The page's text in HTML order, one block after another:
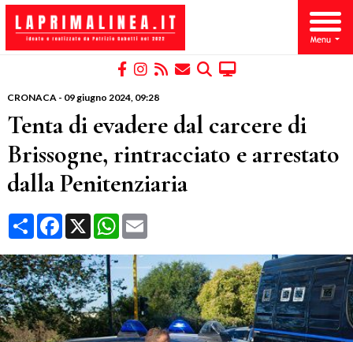
CRONACA- 09 giugno 2024, 09:28
Tenta di evadere dal carcere di
Brissogne, rintracciato e arrestato
dalla Penitenziaria
CondividiFacebook
X WhatsApp
Email